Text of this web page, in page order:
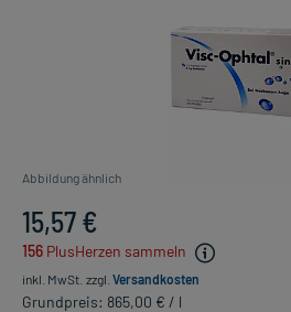
Abbildung ähnlich
15,57 €
156 PlusHerzen sammeln
inkl. MwSt. zzgl. Versandkosten
Grundpreis: 865,00 € / l